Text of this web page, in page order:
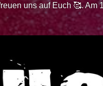
uns auf Euch 🥰.